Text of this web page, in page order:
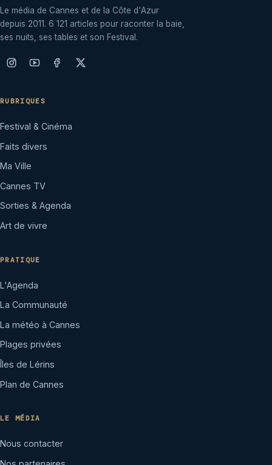
Le média de Cannes et de la Côte d'Azur
depuis 2011. 6 121 articles pour raconter la baie,
ses nuits, ses tables et son Festival.
RUBRIQUES
Festival & Cinéma
Faits divers
Ma Ville
Cannes TV
Sorties & Agenda
Art de vivre
PRATIQUE
L'Agenda
La Communauté
La météo à Cannes
Plages privées
Îles de Lérins
Plan de Cannes
LE MÉDIA
Nous contacter